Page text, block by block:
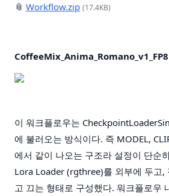
📎 Workflow.zip (17.4KB)
CoffeeMix_Anima_Romano_v1_FP8
이 워크플로우는
에 불러오는 방식이다. 즉 MODEL,
에서 같이 나오는 구조라 설정이 단순
Lora Loader (rgthree)를 외부에 두고,
고 끄는 형태로 구성했다. 워크플로우